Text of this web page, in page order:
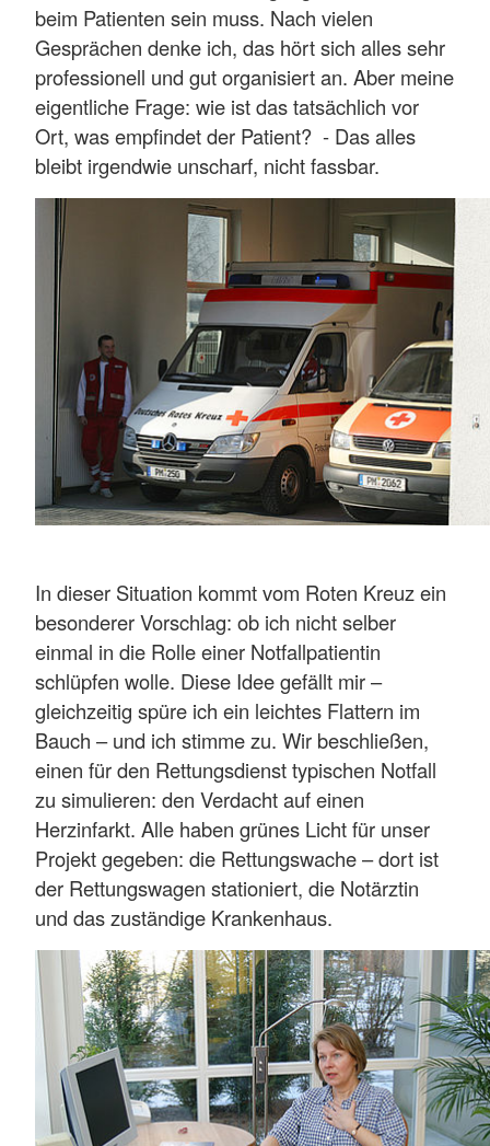
beim Patienten sein muss. Nach vielen
Gesprächen denke ich, das hört sich alles sehr
professionell und gut organisiert an. Aber meine
eigentliche Frage: wie ist das tatsächlich vor
Ort, was empfindet der Patient? - Das alles
bleibt irgendwie unscharf, nicht fassbar.
In dieser Situation kommt vom Roten Kreuz ein
besonderer Vorschlag: ob ich nicht selber
einmal in die Rolle einer Notfallpatientin
schlüpfen wolle. Diese Idee gefällt mir –
gleichzeitig spüre ich ein leichtes Flattern im
Bauch – und ich stimme zu. Wir beschließen,
einen für den Rettungsdienst typischen Notfall
zu simulieren: den Verdacht auf einen
Herzinfarkt. Alle haben grünes Licht für unser
Projekt gegeben: die Rettungswache – dort ist
der Rettungswagen stationiert, die Notärztin
und das zuständige Krankenhaus.